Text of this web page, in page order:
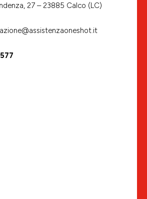
27 – 23885 Calco (LC)